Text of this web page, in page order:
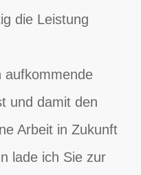
die Leistung
aufkommende
und damit den
Arbeit in Zukunft
lade ich Sie zur